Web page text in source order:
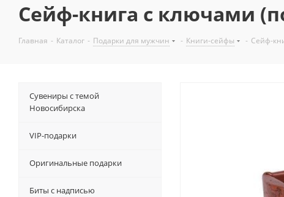
Сейф-книга с ключами
Главная - Каталог - Подарки для мужчин - Книги-сейфы - Сейф-
Сувениры с темой
Новосибирска
VIP-подарки
Оригинальные подарки
Биты с надписью